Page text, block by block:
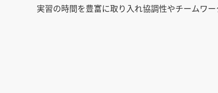
実習の時間を豊富に取り入れ協調性やチームワ